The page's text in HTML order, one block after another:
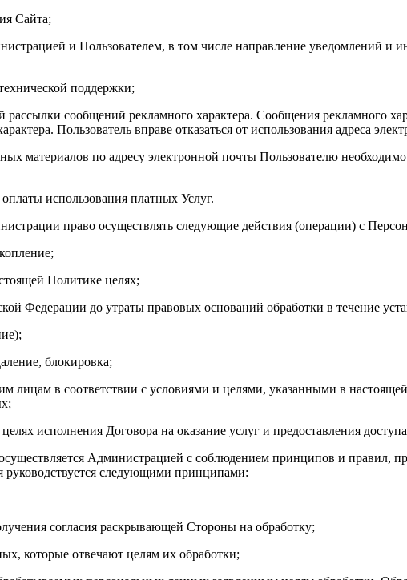
Сайта;
и Пользователем, в том числе направление уведомлений и
поддержки;
сообщений рекламного характера. Сообщения рекламного
Пользователь вправе отказаться от использования адреса
материалов по адресу электронной почты Пользователю
использования платных Услуг.
право осуществлять следующие действия (операции) с
Политике целях;
Федерации до утраты правовых оснований обработки в течение
блокировка;
лицам в соответствии с условиями и целями, указанными в
исполнения Договора на оказание услуг и предоставления
Администрацией с соблюдением принципов и правил,
следующими принципами:
согласия раскрывающей Стороны на обработку;
которые отвечают целям их обработки;